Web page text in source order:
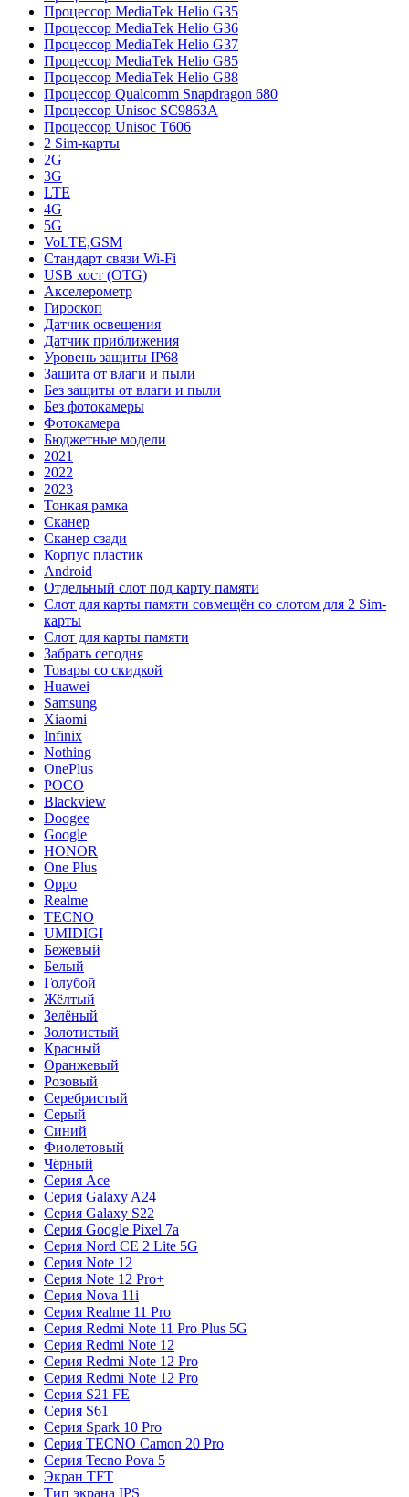
Процессор MediaTek Helio G35
Процессор MediaTek Helio G36
Процессор MediaTek Helio G37
Процессор MediaTek Helio G85
Процессор MediaTek Helio G88
Процессор Qualcomm Snapdragon 680
Процессор Unisoc SC9863A
Процессор Unisoc T606
2 Sim-карты
2G
3G
LTE
4G
5G
VoLTE,GSM
Стандарт связи Wi-Fi
USB хост (OTG)
Акселерометр
Гироскоп
Датчик освещения
Датчик приближения
Уровень защиты IP68
Защита от влаги и пыли
Без защиты от влаги и пыли
Без фотокамеры
Фотокамера
Бюджетные модели
2021
2022
2023
Тонкая рамка
Сканер
Сканер сзади
Корпус пластик
Android
Отдельный слот под карту памяти
Слот для карты памяти совмещён со слотом для 2 Sim-
карты
Слот для карты памяти
Забрать сегодня
Товары со скидкой
Huawei
Samsung
Xiaomi
Infinix
Nothing
OnePlus
POCO
Blackview
Doogee
Google
HONOR
One Plus
Oppo
Realme
TECNO
UMIDIGI
Бежевый
Белый
Голубой
Жёлтый
Зелёный
Золотистый
Красный
Оранжевый
Розовый
Серебристый
Серый
Синий
Фиолетовый
Чёрный
Серия Ace
Серия Galaxy A24
Серия Galaxy S22
Серия Google Pixel 7a
Серия Nord CE 2 Lite 5G
Серия Note 12
Серия Note 12 Pro+
Серия Nova 11i
Серия Realme 11 Pro
Серия Redmi Note 11 Pro Plus 5G
Серия Redmi Note 12
Серия Redmi Note 12 Pro
Серия Redmi Note 12 Pro
Серия S21 FE
Серия S61
Серия Spark 10 Pro
Серия TECNO Camon 20 Pro
Серия Tecno Pova 5
Экран TFT
Тип экрана IPS